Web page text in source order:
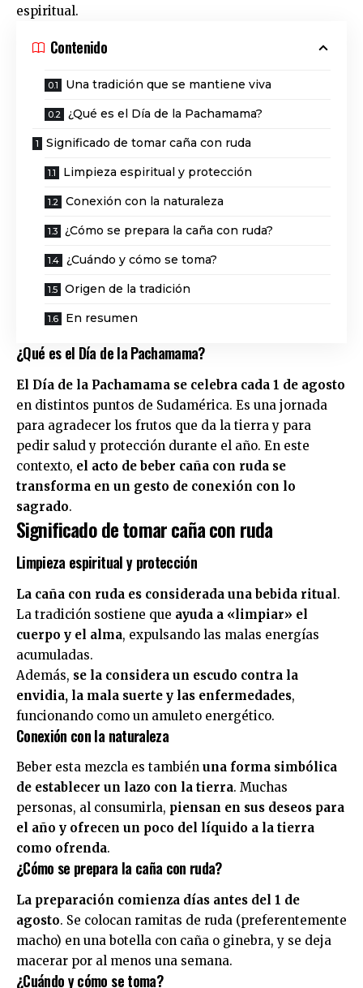
espiritual.
Contenido
Una tradición que se mantiene viva
¿Qué es el Día de la Pachamama?
Significado de tomar caña con ruda
Limpieza espiritual y protección
Conexión con la naturaleza
¿Cómo se prepara la caña con ruda?
¿Cuándo y cómo se toma?
Origen de la tradición
En resumen
¿Qué es el Día de la Pachamama?
El Día de la Pachamama se celebra cada 1 de agosto
en distintos puntos de Sudamérica. Es una jornada
para agradecer los frutos que da la tierra y para
pedir salud y protección durante el año. En este
contexto, el acto de beber caña con ruda se
transforma en un gesto de conexión con lo
sagrado.
Significado de tomar caña con ruda
Limpieza espiritual y protección
La caña con ruda es considerada una bebida ritual.
La tradición sostiene que ayuda a «limpiar» el
cuerpo y el alma, expulsando las malas energías
acumuladas.
Además, se la considera un escudo contra la
envidia, la mala suerte y las enfermedades,
funcionando como un amuleto energético.
Conexión con la naturaleza
Beber esta mezcla es también una forma simbólica
de establecer un lazo con la tierra. Muchas
personas, al consumirla, piensan en sus deseos para
el año y ofrecen un poco del líquido a la tierra
como ofrenda.
¿Cómo se prepara la caña con ruda?
La preparación comienza días antes del 1 de
agosto. Se colocan ramitas de ruda (preferentemente
macho) en una botella con caña o ginebra, y se deja
macerar por al menos una semana.
¿Cuándo y cómo se toma?